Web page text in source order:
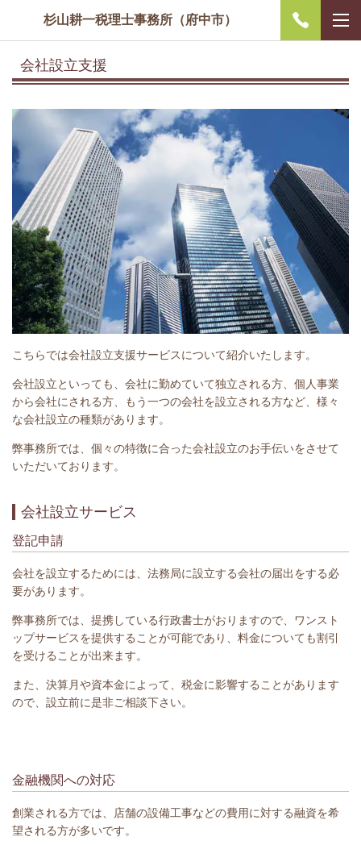
杉山耕一税理士事務所（府中市）
会社設立支援
こちらでは会社設立支援サービスについて紹介いたします。
会社設立といっても、会社に勤めていて独立される方、個人事業
から会社にされる方、もう一つの会社を設立される方など、様々
な会社設立の種類があります。
弊事務所では、個々の特徴に合った会社設立のお手伝いをさせて
いただいております。
会社設立サービス
登記申請
会社を設立するためには、法務局に設立する会社の届出をする必
要があります。
弊事務所では、提携している行政書士がおりますので、ワンスト
ップサービスを提供することが可能であり、料金についても割引
を受けることが出来ます。
また、決算月や資本金によって、税金に影響することがあります
ので、設立前に是非ご相談下さい。
金融機関への対応
創業される方では、店舗の設備工事などの費用に対する融資を希
望される方が多いです。